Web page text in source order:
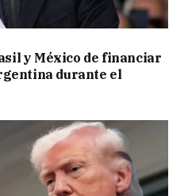
y México de financiar
durante el